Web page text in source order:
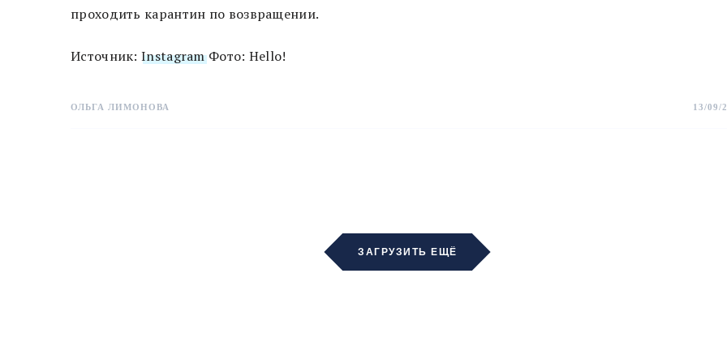
проходить карантин по возвращении.
Источник: InstagramФото: Hello!
ОЛЬГА ЛИМОНОВА 13/09/
ЗАГРУЗИТЬ ЕЩЁ